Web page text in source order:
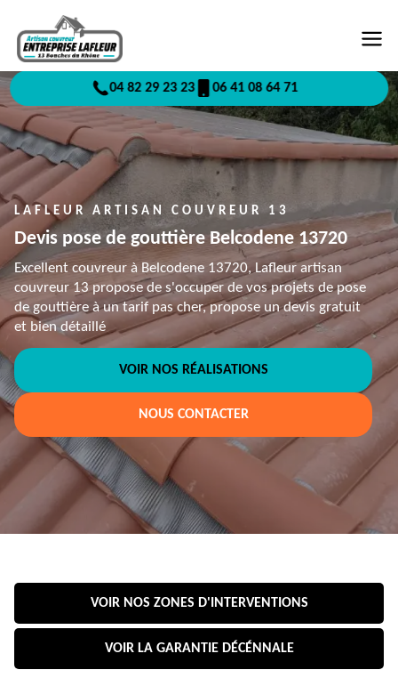
04 82 29 23 23 06 41 08 64 71
LAFLEUR ARTISAN COUVREUR 13
Devis pose de gouttière Belcodene 13720
Excellent couvreur à Belcodene 13720, Lafleur artisan
couvreur 13 propose de s'occuper de vos projets de pose
de gouttière à un tarif pas cher, propose un devis gratuit
et bien détaillé
VOIR NOS RÉALISATIONS
NOUS CONTACTER
VOIR NOS ZONES D'INTERVENTIONS
VOIR LA GARANTIE DÉCÉNNALE